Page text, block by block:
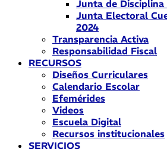
Junta de
Junta Electoral
2024
Transparencia Activa
Responsabilidad Fiscal
RECURSOS
Diseños Curriculares
Calendario Escolar
Efemérides
Videos
Escuela Digital
Recursos institucionales
SERVICIOS